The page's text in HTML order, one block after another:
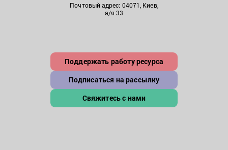
Почтовый адрес: 04071, Киев,
а/я 33
Поддержать работу ресурса
Подписаться на рассылку
Свяжитесь с нами